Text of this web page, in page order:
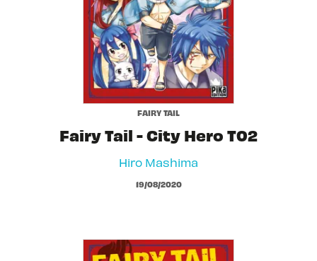
FAIRY TAIL
Fairy Tail - City Hero T02
Hiro Mashima
19/08/2020